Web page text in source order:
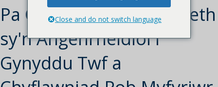
Pa Gamau Arweinyddiaeth
sy'n Angenrheidiol i
Gynyddu Twf a
Close and do not switch language